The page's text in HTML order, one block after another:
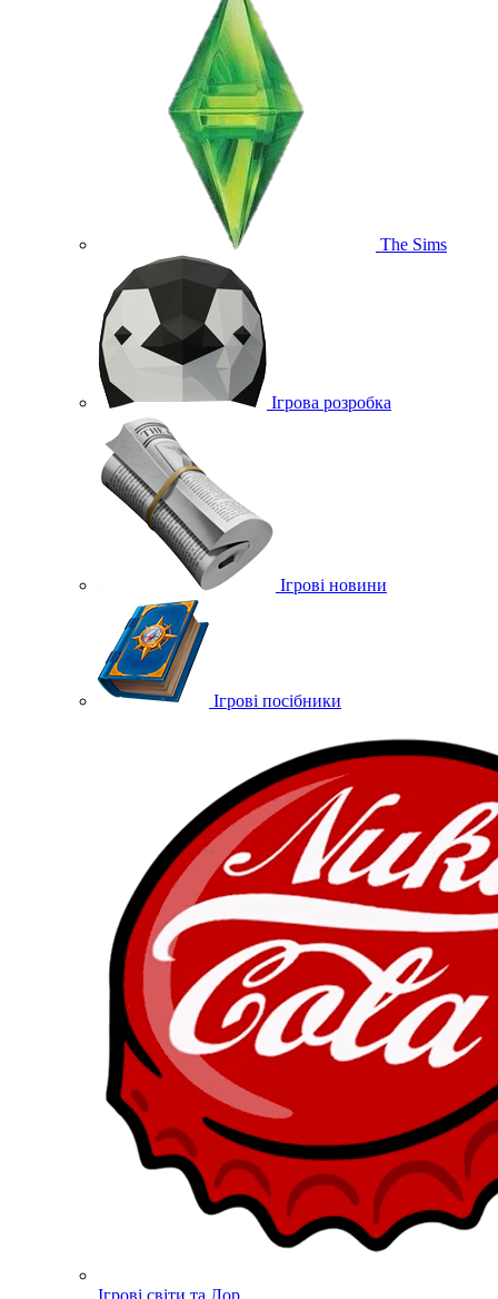
The Sims
Ігрова розробка
Ігрові новини
Ігрові посібники
Ігрові світи та Лор